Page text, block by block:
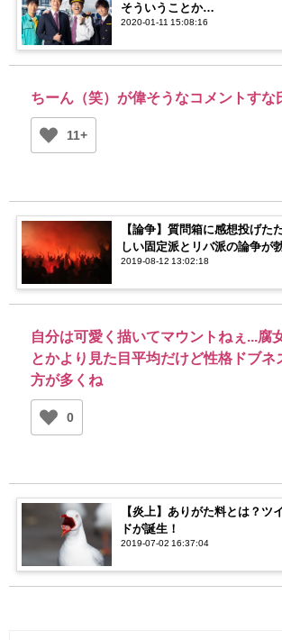
そういうことか…
2020-01-11 15:08:16
ちーん（笑）が偉そうなコメントすな
11+
【論争】質問箱に感想投げた
しい固定派とリバ派の論争が
2019-08-12 13:02:18
自分は可愛く描いてマウントねぇ...腐
とかより見た目平均だけど性格ドブネ
方が多くね
0
【炎上】ありがた料とは？ツ
ドが誕生！
2019-07-02 16:37:04